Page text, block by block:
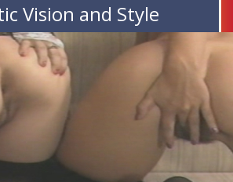
Vision and Style